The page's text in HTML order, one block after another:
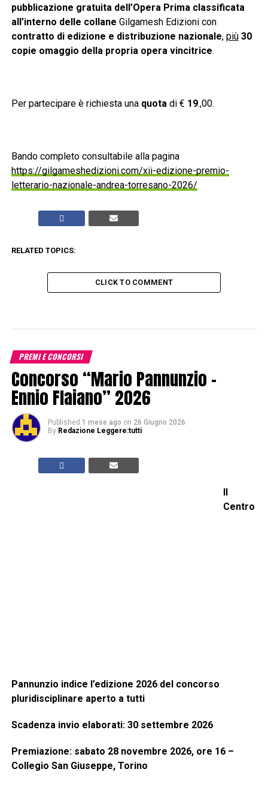
pubblicazione gratuita dell’Opera Prima classificata
all’interno delle collane Gilgamesh Edizioni con
contratto di edizione e distribuzione nazionale, più 30
copie omaggio della propria opera vincitrice.
Per partecipare è richiesta una quotadi € 19.,00.
Bando completo consultabile alla pagina
https://gilgameshedizioni.com/xii-edizione-premio-
letterario-nazionale-andrea-torresano-2026/
RELATED TOPICS:
CLICK TO COMMENT
PREMI E CONCORSI
Concorso “Mario Pannunzio –
Ennio Flaiano” 2026
Published 1 mese ago on 26 Giugno 2026
By Redazione Leggere:tutti
Centro
Pannunzio indice l’edizione 2026 del concorso
pluridisciplinare aperto a tutti
Scadenza invio elaborati: 30 settembre 2026
Premiazione: sabato 28 novembre 2026, ore 16 –
Collegio San Giuseppe, Torino